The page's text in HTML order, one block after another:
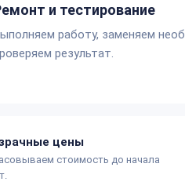
и тестирование
работу, заменяем
результат.
цены
стоимость до начала